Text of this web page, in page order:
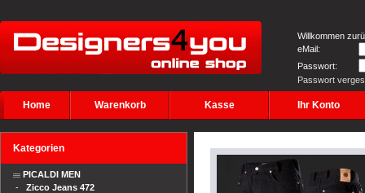
Willkommen
eMail:
Passwort:
Passwort
Home Warenkorb Kasse Ihr Konto
Kategorien
PICALDI MEN
- Zicco Jeans 472